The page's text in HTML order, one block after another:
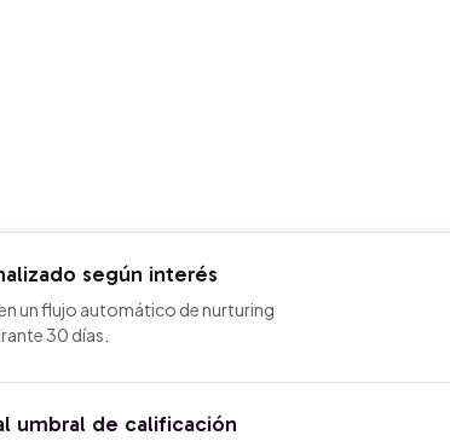
según interés
un flujo automático de nurturing
30 días.
umbral de calificación